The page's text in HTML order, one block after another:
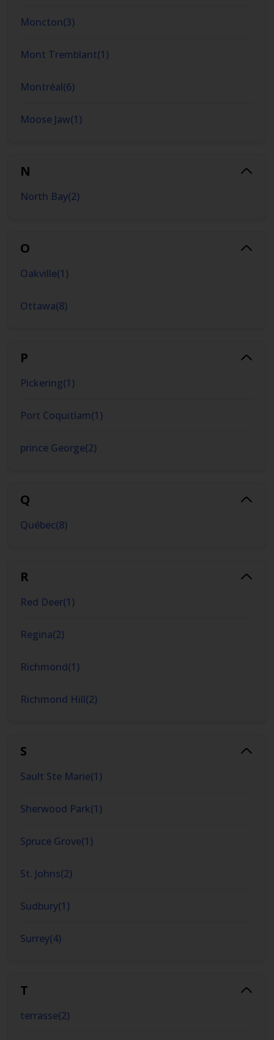
Moncton(3)
Mont Tremblant(1)
Montréal(6)
Moose Jaw(1)
N
North Bay(2)
O
Oakville(1)
Ottawa(8)
P
Pickering(1)
Port Coquitlam(1)
prince George(2)
Q
Québec(8)
R
Red Deer(1)
Regina(2)
Richmond(1)
Richmond Hill(2)
S
Sault Ste Marie(1)
Sherwood Park(1)
Spruce Grove(1)
St. Johns(2)
Sudbury(1)
Surrey(4)
T
terrasse(2)